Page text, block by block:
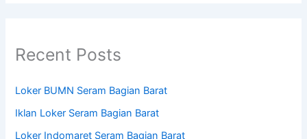
Recent Posts
Loker BUMN Seram Bagian Barat
Iklan Loker Seram Bagian Barat
Loker Indomaret Seram Bagian Barat